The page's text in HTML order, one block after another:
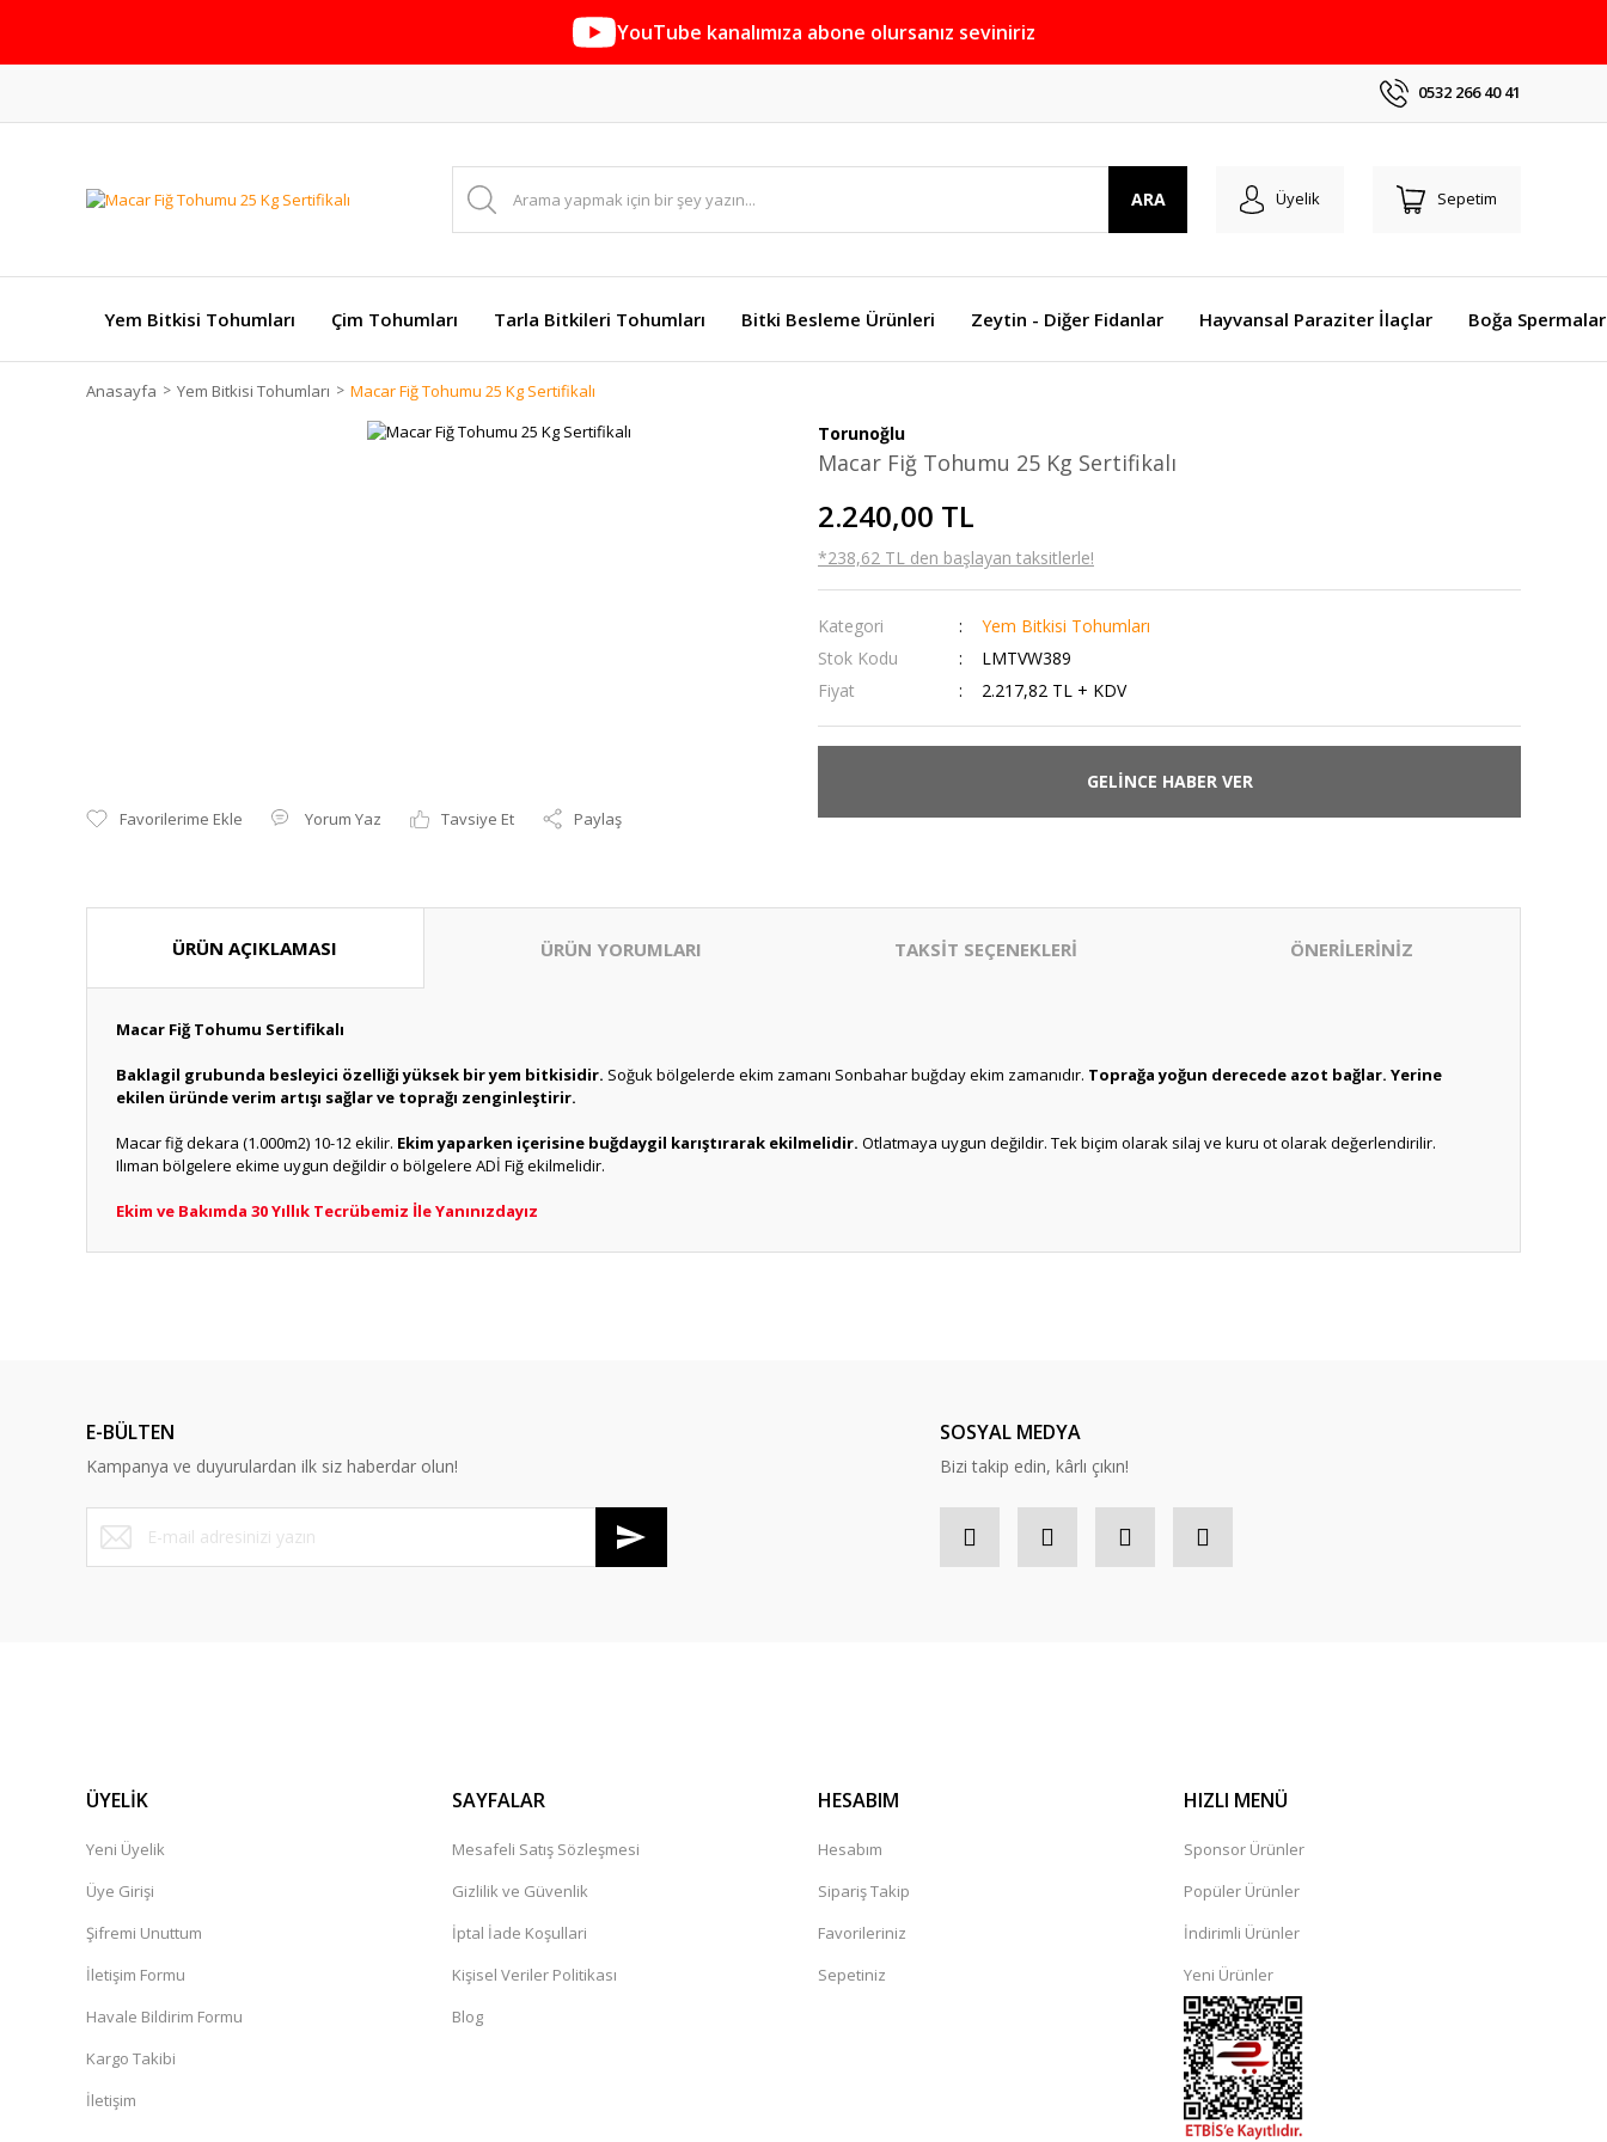
YouTube kanalımıza abone olursanız seviniriz
0532 266 40 41
ARA Üyelik Sepetim
Yem Bitkisi Tohumları Çim Tohumları Tarla Bitkileri Tohumları Bitki Besleme Ürünleri Zeytin - Diğer Fidanlar Hayvansal Paraziter İlaçlar Boğa
Anasayfa Yem Bitkisi Tohumları Macar Fiğ Tohumu 25 Kg Sertifikalı
Yorum Yaz Tavsiye Et Paylaş
Torunoğlu
Macar Fiğ Tohumu 25 Kg Sertifikalı
2.240,00 TL
*238,62 TL den başlayan taksitlerle!
Kategori
Yem Bitkisi Tohumları
Stok Kodu
LMTVW389
Fiyat
2.217,82 TL + KDV
GELİNCE HABER VER
ÜRÜN AÇIKLAMASI ÜRÜN YORUMLARI TAKSİT SEÇENEKLERİ ÖNERİLERİNİZ
Macar Fiğ Tohumu Sertifikalı
Baklagil grubunda besleyici özelliği yüksek bir yem bitkisidir. Soğuk bölgelerde ekim zamanı Sonbahar buğday ekim zamanıdır. Toprağa yoğun derecede azot bağlar. Yerine
ekilen üründe verim artışı sağlar ve toprağı zenginleştirir.
Macar fiğ dekara (1.000m2) 10-12 ekilir. Ekim yaparken içerisine buğdaygil karıştırarak ekilmelidir. Otlatmaya uygun değildir. Tek biçim olarak silaj ve kuru ot olarak değerlendirilir.
Ilıman bölgelere ekime uygun değildir o bölgelere ADİ Fiğ ekilmelidir.
Ekim ve Bakımda 30 Yıllık Tecrübemiz İle Yanınızdayız
Ürün bilgilerinde hatalar bulunuyor.
Ürün fiyatı diğer sitelerden daha pahalı.
Bu ürüne benzer farklı alternatifler olmalı.
E-BÜLTEN
Kampanya ve duyurulardan ilk siz haberdar olun!
SOSYAL MEDYA
Bizi takip edin, kârlı çıkın!
ÜYELİK
Yeni Üyelik
Üye Girişi
Şifremi Unuttum
İletişim Formu
Havale Bildirim Formu
Kargo Takibi
İletişim
SAYFALAR
Mesafeli Satış Sözleşmesi
Gizlilik ve Güvenlik
İptal İade Koşullari
Kişisel Veriler Politikası
Blog
HESABIM
Hesabım
Sipariş Takip
Favorileriniz
Sepetiniz
HIZLI MENÜ
Sponsor Ürünler
Popüler Ürünler
İndirimli Ürünler
Yeni Ürünler